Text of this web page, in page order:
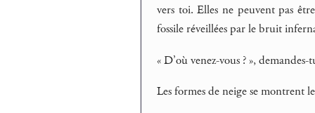
vers toi. Elles ne peuvent pas
fossile réveillées par le bruit
« D’où venez-vous ? », demandes-
Les formes de neige se montrent